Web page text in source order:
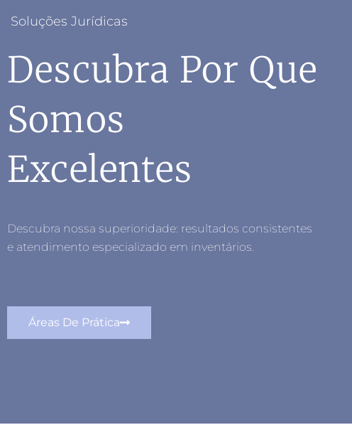
Soluções Jurídicas
Descubra Por Que
Somos
Excelentes
Descubra nossa superioridade: resultados consistentes
e atendimento especializado em inventários.
Áreas De Prática